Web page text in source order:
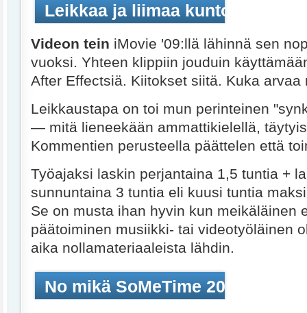
Leikkaa ja liimaa kuntoon
Videon tein iMovie '09:llä lähinnä sen
vuoksi. Yhteen klippiin jouduin
After Effectsiä. Kiitokset siitä. Kuka
Leikkaustapa on toi mun perinteinen
— mitä lieneekään ammattikielellä,
Kommentien perusteella päättelen että
Työajaksi laskin perjantaina 1,5 tuntia +
sunnuntaina 3 tuntia eli kuusi tuntia
Se on musta ihan hyvin kun meikäläinen
päätoiminen musiikki- tai videotyöläinen
aika nollamateriaaleista lähdin.
No mikä SoMeTime 2010?